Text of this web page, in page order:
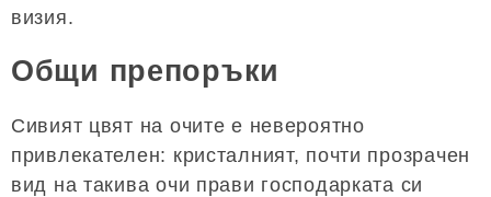
визия.
Общи препоръки
Сивият цвят на очите е невероятно
привлекателен: кристалният, почти прозрачен
вид на такива очи прави господарката си